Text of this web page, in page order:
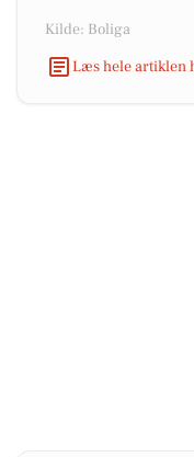
Kilde: Boliga
Læs hele artiklen